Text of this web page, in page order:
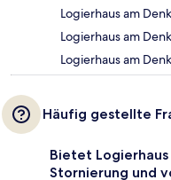
Logierhaus am
Logierhaus am
Logierhaus am
Häufig gestellte
Bietet
Stornierung und